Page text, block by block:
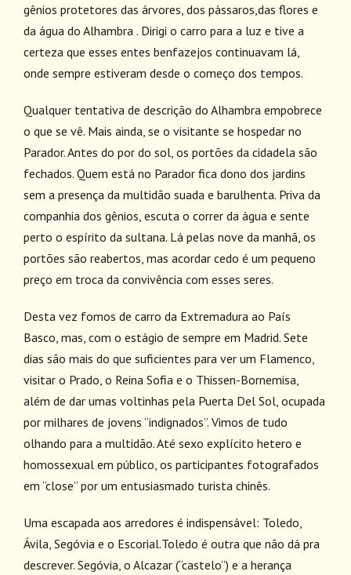
gênios protetores das árvores, dos pássaros,das flores e
da água do Alhambra . Dirigi o carro para a luz e tive a
certeza que esses entes benfazejos continuavam lá,
onde sempre estiveram desde o começo dos tempos.
Qualquer tentativa de descrição do Alhambra empobrece
o que se vê. Mais ainda, se o visitante se hospedar no
Parador. Antes do por do sol, os portões da cidadela são
fechados. Quem está no Parador fica dono dos jardins
sem a presença da multidão suada e barulhenta. Priva da
companhia dos gênios, escuta o correr da água e sente
perto o espírito da sultana. Lá pelas nove da manhã, os
portões são reabertos, mas acordar cedo é um pequeno
preço em troca da convivência com esses seres.
Desta vez fomos de carro da Extremadura ao País
Basco, mas, com o estágio de sempre em Madrid. Sete
dias são mais do que suficientes para ver um Flamenco,
visitar o Prado, o Reina Sofia e o Thissen-Bornemisa,
além de dar umas voltinhas pela Puerta Del Sol, ocupada
por milhares de jovens “indignados”. Vimos de tudo
olhando para a multidão. Até sexo explícito hetero e
homossexual em público, os participantes fotografados
em “close” por um entusiasmado turista chinês.
Uma escapada aos arredores é indispensável: Toledo,
Ávila, Segóvia e o Escorial.Toledo é outra que não dá pra
descrever. Segóvia, o Alcazar (“castelo”) e a herança